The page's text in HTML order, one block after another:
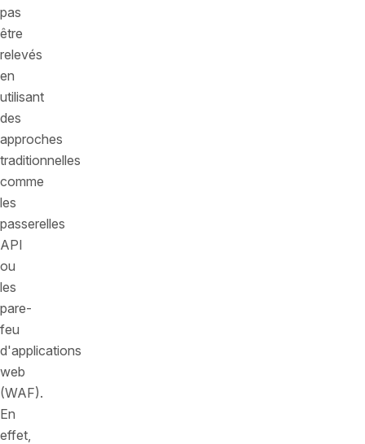
pas
être
relevés
en
utilisant
des
approches
traditionnelles
comme
les
passerelles
API
ou
les
pare-
feu
d'applications
web
(WAF).
En
effet,